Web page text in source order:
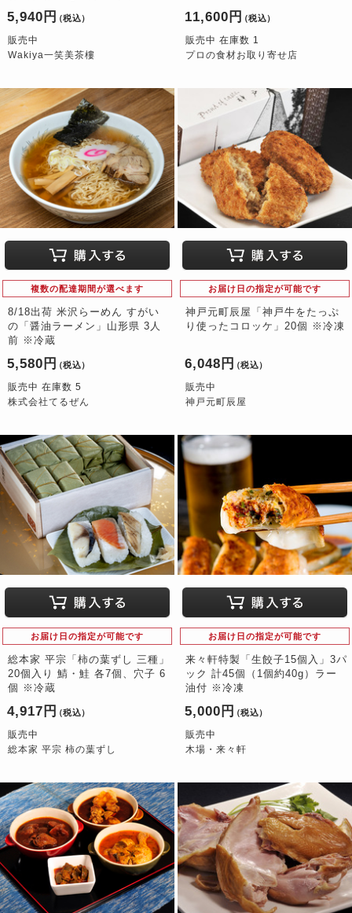
5,940円 （税込）
販売中
Wakiya一笑美茶樓
11,600円 （税込）
販売中 在庫数 1
プロの食材お取り寄せ店
複数の配達期間が選べます
8/18出荷 米沢らーめん すがい
の「醤油ラーメン」山形県 3人
前 ※冷蔵
5,580円 （税込）
販売中 在庫数 5
株式会社てるぜん
お届け日の指定が可能です
神戸元町辰屋「神戸牛をたっぷ
り使ったコロッケ」20個 ※冷凍
6,048円 （税込）
販売中
神戸元町辰屋
お届け日の指定が可能です
総本家 平宗「柿の葉ずし 三種」
20個入り 鯖・鮭 各7個、穴子 6
個 ※冷蔵
4,917円 （税込）
販売中
総本家 平宗 柿の葉ずし
お届け日の指定が可能です
来々軒特製「生餃子15個入」3パ
ック 計45個（1個約40g）ラー
油付 ※冷凍
5,000円 （税込）
販売中
木場・来々軒